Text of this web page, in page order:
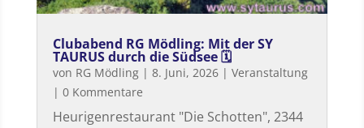
Clubabend RG Mödling: Mit der SY
TAURUS durch die Südsee 🗓
von RG Mödling| 8. Juni, 2026| Veranstaltung
| 0 Kommentare
Heurigenrestaurant "Die Schotten", 2344